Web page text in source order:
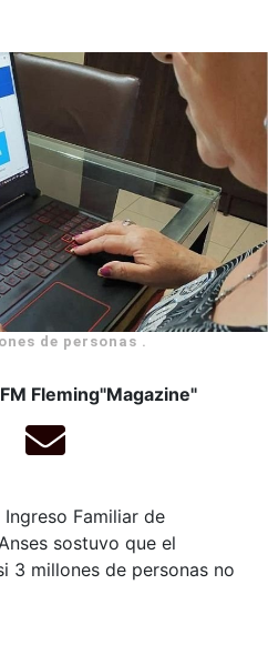
de personas .
Fleming"Magazine"
Familiar de
sostuvo que el
3 millones de personas no